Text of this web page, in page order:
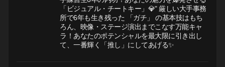
「ビジュアル・チートキー」💎" 厳しい大手事務
所で6年も生き残った 「ガチ」 の基本技はもち
ろん、映像・ステージ演出までこなす万能キャ
ラ！あなたのポテンシャルを最大限に引き出し
て、一番輝く「推し」にしてあげる✨